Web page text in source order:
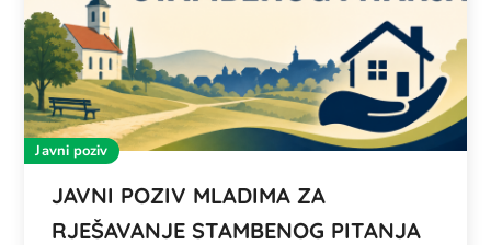
Javni poziv
JAVNI POZIV MLADIMA ZA
RJEŠAVANJE STAMBENOG PITANJA